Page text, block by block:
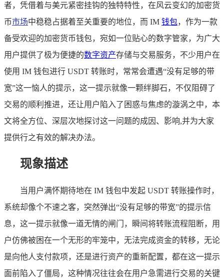
者，凭借着与美元紧密挂钩的独特特性，在风云变幻的加密货
币市场中稳稳占据着至关重要的地位，而 IM 钱包，作为一款
备受欢迎的加密货币钱包，宛如一位贴心的数字管家，为广大
用户提供了极为便捷的数字资产存储与交易服务，不少用户在
使用 IM 钱包进行 USDT 转账时，常常会遭遇“没有足够的带
宽”这一恼人的提示，这一提示就像一颗绊脚石，不仅阻碍了
交易的顺利推进，还让用户陷入了困惑与焦虑的漩涡之中，本
文将全方位、深层次地探讨这一问题的成因、影响,并为大家
提供行之有效的解决办法。
现象描述
当用户满怀期待地在 IM 钱包中发起 USDT 转账操作时，
系统却像个不速之客，突然弹出“没有足够的带宽”的提示信
息，这一提示就像一道无情的闸门，瞬间将转账流程阻断，用
户仿佛被困在一个无形的牢笼中，无法完成资金的转移，无论
是向他人支付款项，还是进行资产的重新配置，都在这一提示
面前陷入了僵局，这种情况往往会在用户急需进行交易的关键